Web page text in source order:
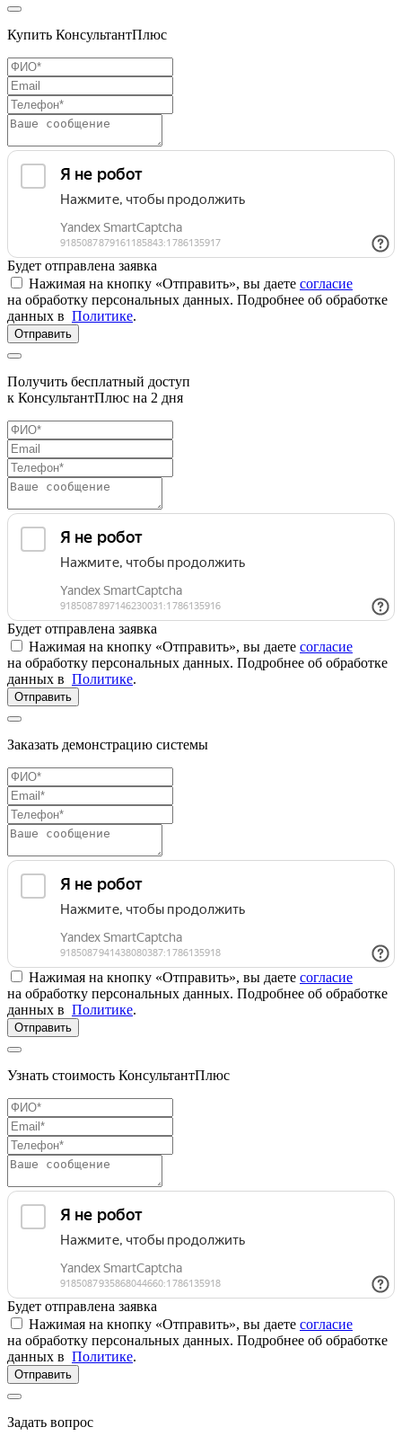
Купить КонсультантПлюс
Будет отправлена заявка
Нажимая на кнопку «Отправить», вы даете согласие
на обработку персональных данных. Подробнее об обработке
данных в Политике.
Отправить
Получить бесплатный доступ
к КонсультантПлюс на 2 дня
Будет отправлена заявка
Нажимая на кнопку «Отправить», вы даете согласие
на обработку персональных данных. Подробнее об обработке
данных в Политике.
Отправить
Заказать демонстрацию системы
Нажимая на кнопку «Отправить», вы даете согласие
на обработку персональных данных. Подробнее об обработке
данных в Политике.
Отправить
Узнать стоимость КонсультантПлюс
Будет отправлена заявка
Нажимая на кнопку «Отправить», вы даете согласие
на обработку персональных данных. Подробнее об обработке
данных в Политике.
Отправить
Задать вопрос